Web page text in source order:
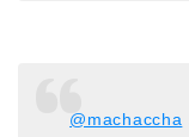
@machaccha